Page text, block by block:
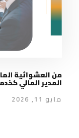
من العشوائية
المدير المالي
مايو 11, 2026